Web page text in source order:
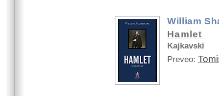
William
Hamlet
Kajkavski
Preveo: